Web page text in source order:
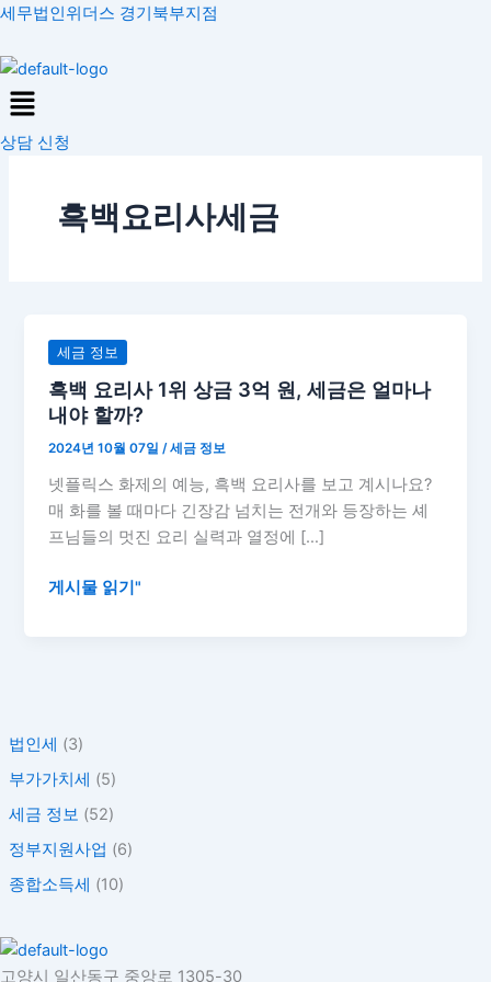
콘
츠
로
건
너
세무법인위더스 경기북부지점
Menu
상담 신청
법인세 (3)
부가가치세 (5)
세금 정보 (52)
정부지원사업 (6)
종합소득세 (10)
흑백요리사세금
세금 정보
흑백 요리사 1위 상금 3억 원, 세금은 얼마나
내야 할까?
2024년 10월 07일/세금 정보
넷플릭스 화제의 예능, 흑백 요리사를 보고 계시나요?
매 화를 볼 때마다 긴장감 넘치는 전개와 등장하는 셰
프님들의 멋진 요리 실력과 열정에 […]
흑
요
리
사
1
위
상
3
얼
마
내
야
할
게시물 읽기"
고양시 일산동구 중앙로 1305-30